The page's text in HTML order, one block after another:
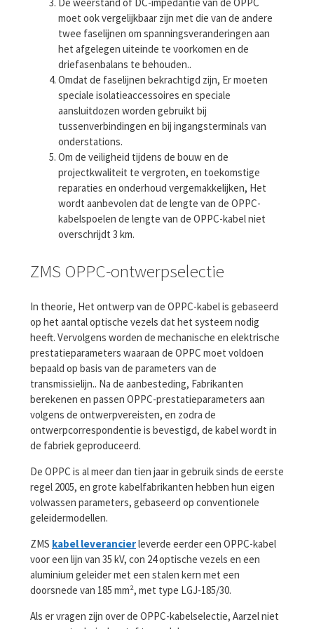
moet ook vergelijkbaar zijn met die van de andere
twee faselijnen om spanningsveranderingen aan
het afgelegen uiteinde te voorkomen en de
driefasenbalans te behouden..
Omdat de faselijnen bekrachtigd zijn, Er moeten
speciale isolatieaccessoires en speciale
aansluitdozen worden gebruikt bij
tussenverbindingen en bij ingangsterminals van
onderstations.
Om de veiligheid tijdens de bouw en de
projectkwaliteit te vergroten, en toekomstige
reparaties en onderhoud vergemakkelijken, Het
wordt aanbevolen dat de lengte van de OPPC-
kabelspoelen de lengte van de OPPC-kabel niet
overschrijdt 3 km.
ZMS OPPC-ontwerpselectie
In theorie, Het ontwerp van de OPPC-kabel is gebaseerd
op het aantal optische vezels dat het systeem nodig
heeft. Vervolgens worden de mechanische en elektrische
prestatieparameters waaraan de OPPC moet voldoen
bepaald op basis van de parameters van de
transmissielijn.. Na de aanbesteding, Fabrikanten
berekenen en passen OPPC-prestatieparameters aan
volgens de ontwerpvereisten, en zodra de
ontwerpcorrespondentie is bevestigd, de kabel wordt in
de fabriek geproduceerd.
De OPPC is al meer dan tien jaar in gebruik sinds de eerste
regel 2005, en grote kabelfabrikanten hebben hun eigen
volwassen parameters, gebaseerd op conventionele
geleidermodellen.
ZMS kabel leverancierleverde eerder een OPPC-kabel
voor een lijn van 35 kV, con 24 optische vezels en een
aluminium geleider met een stalen kern met een
doorsnede van 185 mm², met type LGJ-185/30.
Als er vragen zijn over de OPPC-kabelselectie, Aarzel niet